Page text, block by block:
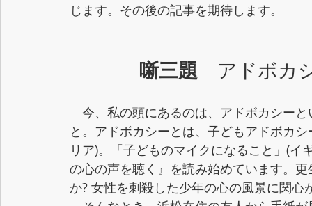
じます。その後の記事を期待します。
噺三題 アドボカ
今、私の頭にあるのは、アドボカシー
と。アドボカシーとは、子どもアドボカ
リア)。「子どものマイクになること」(
の心の声を聴く』を読み始めています。
か? 女性を刺殺した少年の心の風景に関心